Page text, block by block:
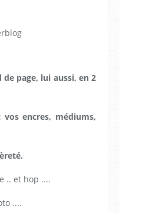
page, lui aussi, en 2
encres, médiums,
.. et hop ....
....